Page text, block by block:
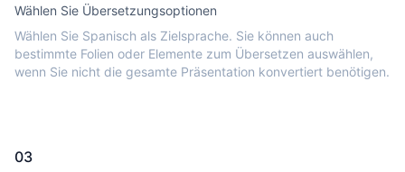
Wählen Sie Übersetzungsoptionen
Wählen Sie Spanisch als Zielsprache. Sie können auch
bestimmte Folien oder Elemente zum Übersetzen auswählen,
wenn Sie nicht die gesamte Präsentation konvertiert benötigen.
03